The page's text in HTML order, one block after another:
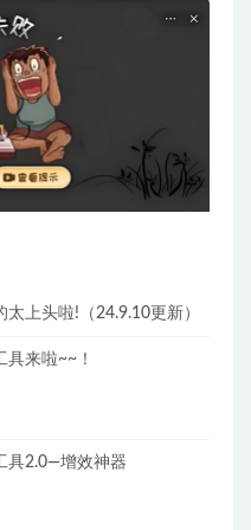
上头啦!（24.9.10更新）
来啦~~！
具2.0—增效神器